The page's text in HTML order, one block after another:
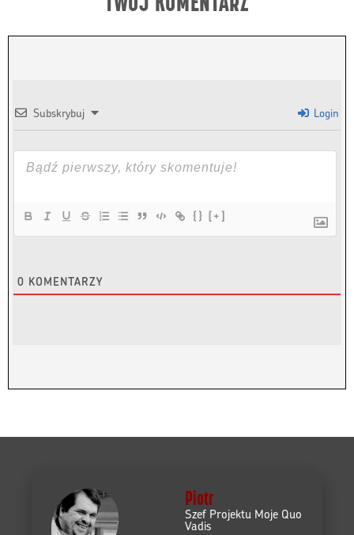
Subskrybuj Login
{} [+]
0 KOMENTARZY
Piotr
Szef Projektu Moje Quo
Vadis